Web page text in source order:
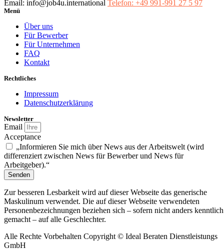
Email: info@job4u.international Telefon: +49 991-991 27 5 97
Menü
Über uns
Für Bewerber
Für Unternehmen
FAQ
Kontakt
Rechtliches
Impressum
Datenschutzerklärung
Newsletter
Email
Acceptance
„Informieren Sie mich über News aus der Arbeitswelt (wird
differenziert zwischen News für Bewerber und News für
Arbeitgeber).“
Senden
Zur besseren Lesbarkeit wird auf dieser Webseite das generische
Maskulinum verwendet. Die auf dieser Webseite verwendeten
Personenbezeichnungen beziehen sich – sofern nicht anders kenntlich
gemacht – auf alle Geschlechter.
Alle Rechte Vorbehalten Copyright © Ideal Beraten Dienstleistungs
GmbH